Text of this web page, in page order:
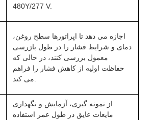
480Y/277 V.
اجازه می دهد تا اپراتورها سطح روغن،
دمای و شرایط فشار را در طول بازرسی
معمول بررسی کنند، در حالی که
حفاظت اولیه از کاهش فشار را فراهم
از نمونه گیری، آزمایش و نگهداری
مایعات عایق در طول عمر استفاده